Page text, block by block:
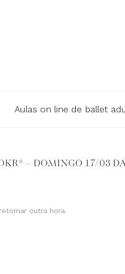
Aulas on line de ballet
– DOMINGO 17/03
outra hora.